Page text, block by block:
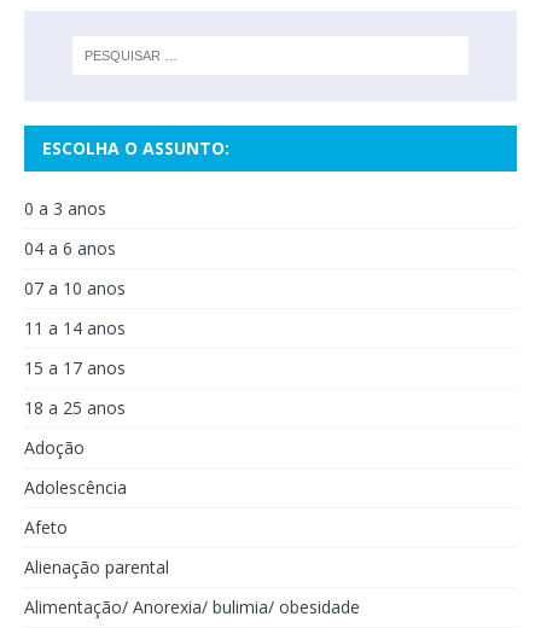
ESCOLHA O ASSUNTO:
0 a 3 anos
04 a 6 anos
07 a 10 anos
11 a 14 anos
15 a 17 anos
18 a 25 anos
Adoção
Adolescência
Afeto
Alienação parental
Alimentação/ Anorexia/ bulimia/ obesidade